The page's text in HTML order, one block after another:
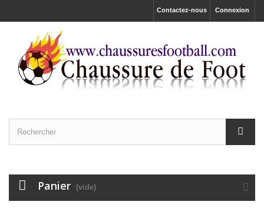
Connexion
Contactez-nous
Panier (vide)